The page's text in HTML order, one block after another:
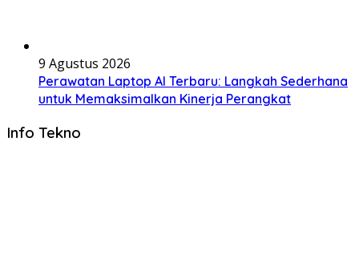
9 Agustus 2026
Perawatan Laptop AI Terbaru: Langkah Sederhana
untuk Memaksimalkan Kinerja Perangkat
Info Tekno